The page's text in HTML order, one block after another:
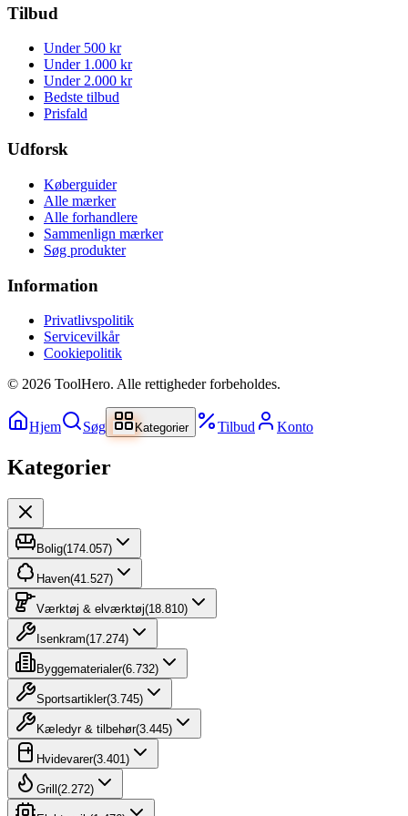
Tilbud
Under 500 kr
Under 1.000 kr
Under 2.000 kr
Bedste tilbud
Prisfald
Udforsk
Køberguider
Alle mærker
Alle forhandlere
Sammenlign mærker
Søg produkter
Information
Privatlivspolitik
Servicevilkår
Cookiepolitik
© 2026 ToolHero. Alle rettigheder forbeholdes.
Hjem Søg Kategorier Tilbud Konto
Kategorier
Bolig(174.057)
Haven(41.527)
Værktøj & elværktøj(18.810)
Isenkram(17.274)
Byggematerialer(6.732)
Sportsartikler(3.745)
Kæledyr & tilbehør(3.445)
Hvidevarer(3.401)
Grill (2.272)